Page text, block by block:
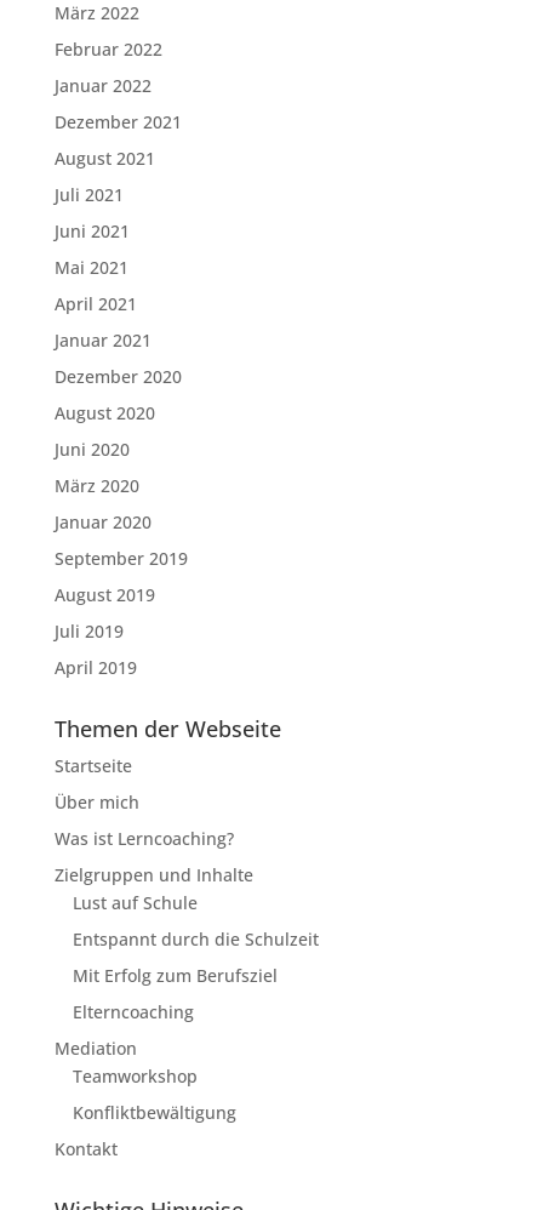
März 2022
Februar 2022
Januar 2022
Dezember 2021
August 2021
Juli 2021
Juni 2021
Mai 2021
April 2021
Januar 2021
Dezember 2020
August 2020
Juni 2020
März 2020
Januar 2020
September 2019
August 2019
Juli 2019
April 2019
Themen der Webseite
Startseite
Über mich
Was ist Lerncoaching?
Zielgruppen und Inhalte
Lust auf Schule
Entspannt durch die Schulzeit
Mit Erfolg zum Berufsziel
Elterncoaching
Mediation
Teamworkshop
Konfliktbewältigung
Kontakt